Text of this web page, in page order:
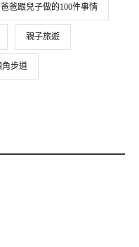
爸爸跟兒子做的100件事情
親子旅遊
角步道